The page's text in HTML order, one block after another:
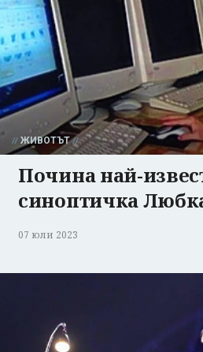
ЖИВОТЪТ
Почина най-
синоптичка
07 юли 2023